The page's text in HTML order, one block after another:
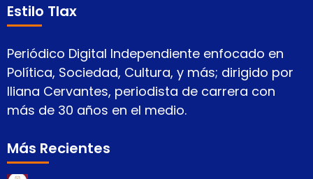
Estilo Tlax
Periódico Digital Independiente enfocado en
Política, Sociedad, Cultura, y más; dirigido por
Iliana Cervantes, periodista de carrera con
más de 30 años en el medio.
Más Recientes